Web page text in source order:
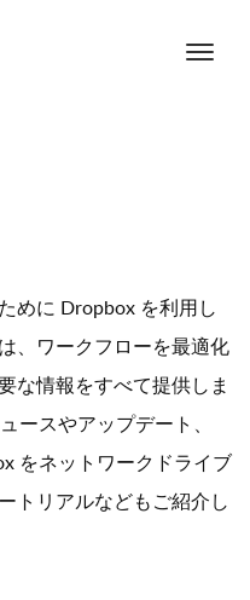
めに Dropbox を利用し
、ワークフローを最適化
な情報をすべて提供しま
ースやアップデート、
をネットワークドライブ
トリアルなどもご紹介し